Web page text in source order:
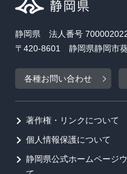
静岡県 法人番号
〒420-8601 静岡県静岡市
各種お問い合わせ
著作権・リンクについて
個人情報保護について
静岡県公式ホームページ